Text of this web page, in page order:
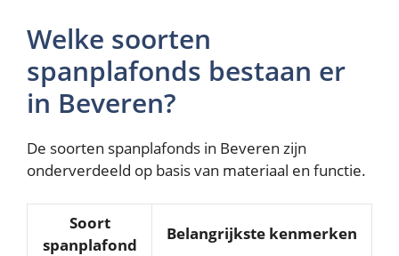
Welke soorten
spanplafonds bestaan er
in Beveren?
De soorten spanplafonds in Beveren zijn
onderverdeeld op basis van materiaal en functie.
Soort
spanplafond
Belangrijkste kenmerken